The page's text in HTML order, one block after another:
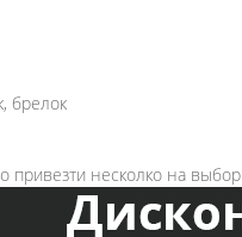
брелок
привезти несколко на выбор